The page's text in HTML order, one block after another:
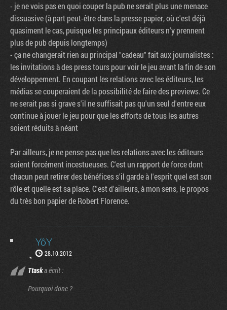
- je ne vois pas en quoi couper la pub ne serait plus une menace
dissuasive (à part peut-être dans la presse papier, où c'est déjà
quasiment le cas, puisque les principaux éditeurs n'y prennent
plus de pub depuis longtemps)
- ça ne changerait rien au principal "cadeau" fait aux journalistes :
les invitations à des press tours pour voir le jeu avant la fin de son
développement. En coupant les relations avec les éditeurs, les
médias se couperaient de la possibilité de faire des previews. Ce
ne serait pas si grave s'il ne suffisait pas qu'un seul d'entre eux
continue à jouer le jeu pour que les efforts de tous les autres
soient réduits à néant
Par ailleurs, je ne pense pas que les relations avec les éditeurs
soient forcément incestueuses. C'est un rapport de force dont
chacun peut retirer des bénéfices s'il garde à l'esprit quel est son
rôle et quelle est sa place. C'est d'ailleurs, à mon sens, le propos
du très bon papier de Robert Florence.
YôY
28.10.2012
Ttaska écrit :
Pourquoi donc ?